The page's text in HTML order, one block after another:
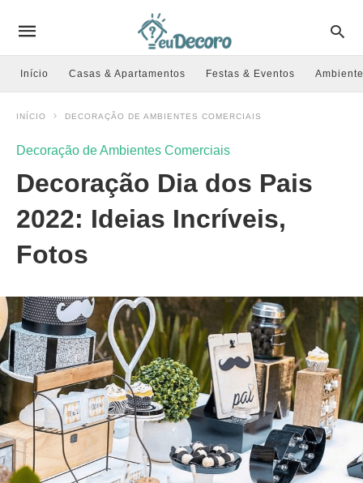
Início Casas & Apartamentos Festas & Eventos
INÍCIO DECORAÇÃO DE AMBIENTES COMERCIAIS
Decoração de Ambientes Comerciais
Decoração Dia dos Pais
2022: Ideias Incríveis,
Fotos